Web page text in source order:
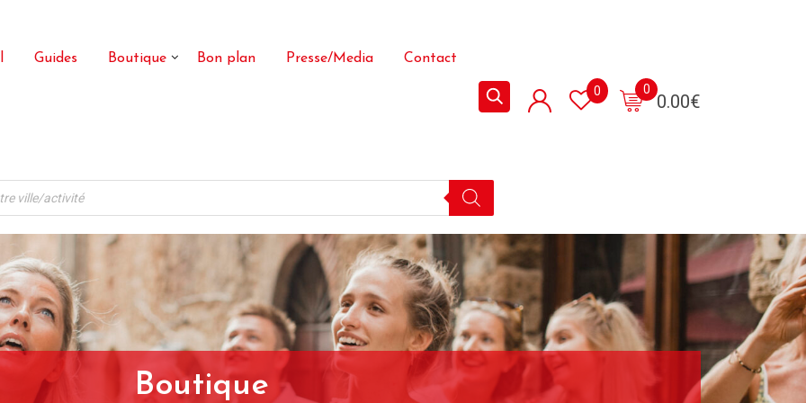
Guides Boutique Bon plan Presse/Media Contact
0.00€
0
0
Boutique